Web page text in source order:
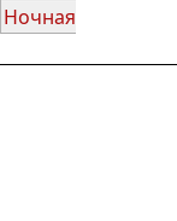
Ночная